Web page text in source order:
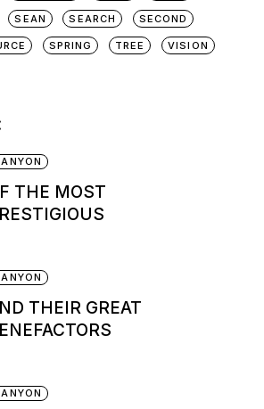
SEAN SEARCH SECOND
SPRING TREE VISION
THE MOST
THEIR GREAT